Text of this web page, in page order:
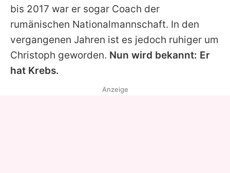
bis 2017 war er sogar Coach der
rumänischen Nationalmannschaft. In den
vergangenen Jahren ist es jedoch ruhiger um
Christoph geworden. Nun wird bekannt: Er
hat Krebs.
Anzeige